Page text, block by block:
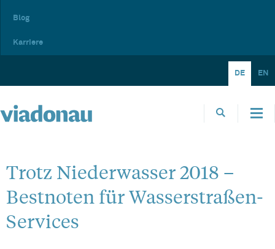
Blog
Karriere
DE EN
Trotz Niederwasser 2018 –
Bestnoten für Wasserstraßen-
Services